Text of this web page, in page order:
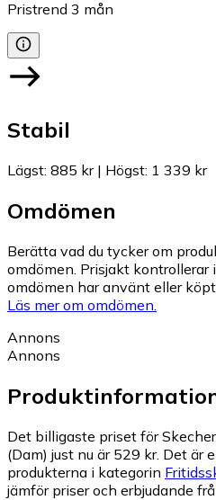
Pristrend 3 mån
Stabil
Lägst: 885 kr| Högst: 1 339 kr
Omdömen
Berätta vad du tycker om
omdömen. Prisjakt kontrollerar
omdömen har använt eller
Läs mer om omdömen.
Annons
Annons
Det billigaste priset för
(Dam) just nu är 529 kr. Det är
produkterna i kategorin
jämför priser och erbjudande